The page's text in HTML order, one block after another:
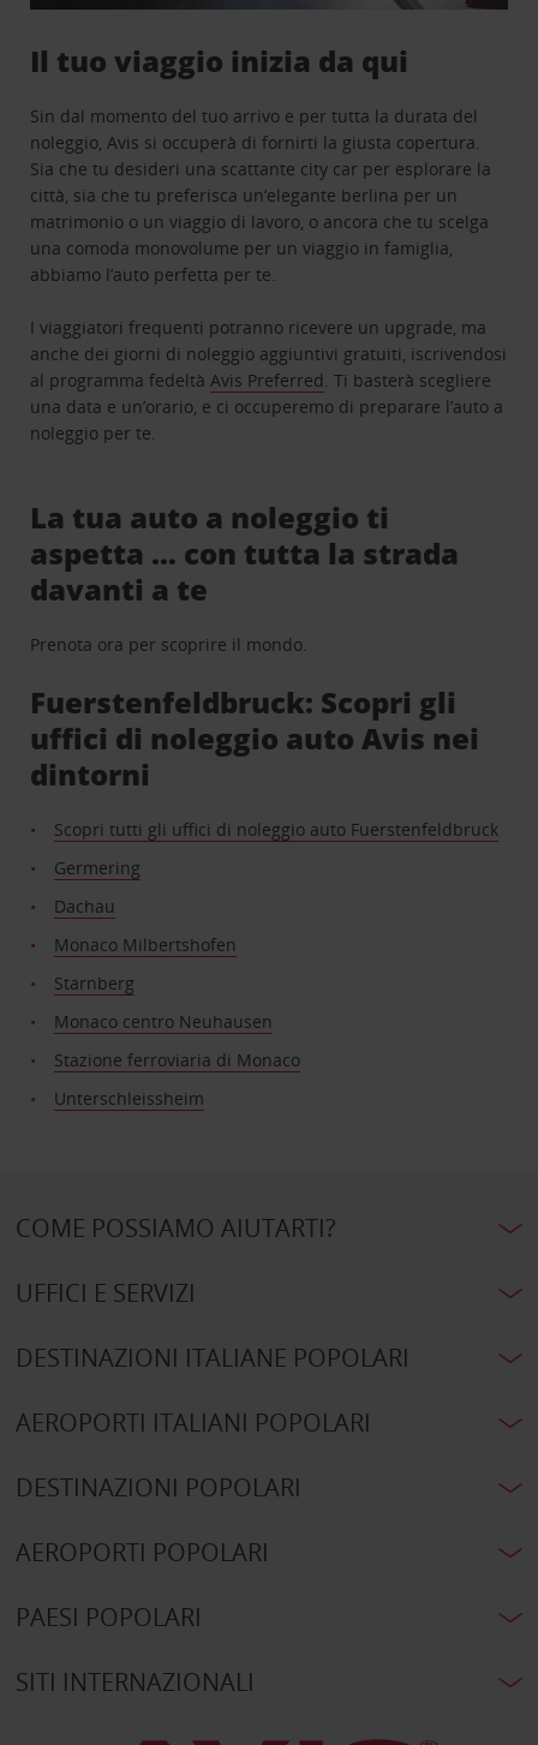
Il tuo viaggio inizia da qui
Sin dal momento del tuo arrivo e per tutta la durata del
noleggio, Avis si occuperà di fornirti la giusta copertura.
Sia che tu desideri una scattante city car per esplorare la
città, sia che tu preferisca un’elegante berlina per un
matrimonio o un viaggio di lavoro, o ancora che tu scelga
una comoda monovolume per un viaggio in famiglia,
abbiamo l’auto perfetta per te.
I viaggiatori frequenti potranno ricevere un upgrade, ma
anche dei giorni di noleggio aggiuntivi gratuiti, iscrivendosi
al programma fedeltàAvis Preferred. Ti basterà scegliere
una data e un’orario, e ci occuperemo di preparare l’auto a
noleggio per te.
La tua auto a noleggio ti
aspetta … con tutta la strada
davanti a te
Prenota ora per scoprire il mondo.
Fuerstenfeldbruck: Scopri gli
uffici di noleggio auto Avis nei
dintorni
Scopri tutti gli uffici di noleggio auto Fuerstenfeldbruck
Germering
Dachau
Monaco Milbertshofen
Starnberg
Monaco centro Neuhausen
Stazione ferroviaria di Monaco
Unterschleissheim
COME POSSIAMO AIUTARTI?
UFFICI E SERVIZI
DESTINAZIONI ITALIANE POPOLARI
AEROPORTI ITALIANI POPOLARI
DESTINAZIONI POPOLARI
AEROPORTI POPOLARI
PAESI POPOLARI
SITI INTERNAZIONALI